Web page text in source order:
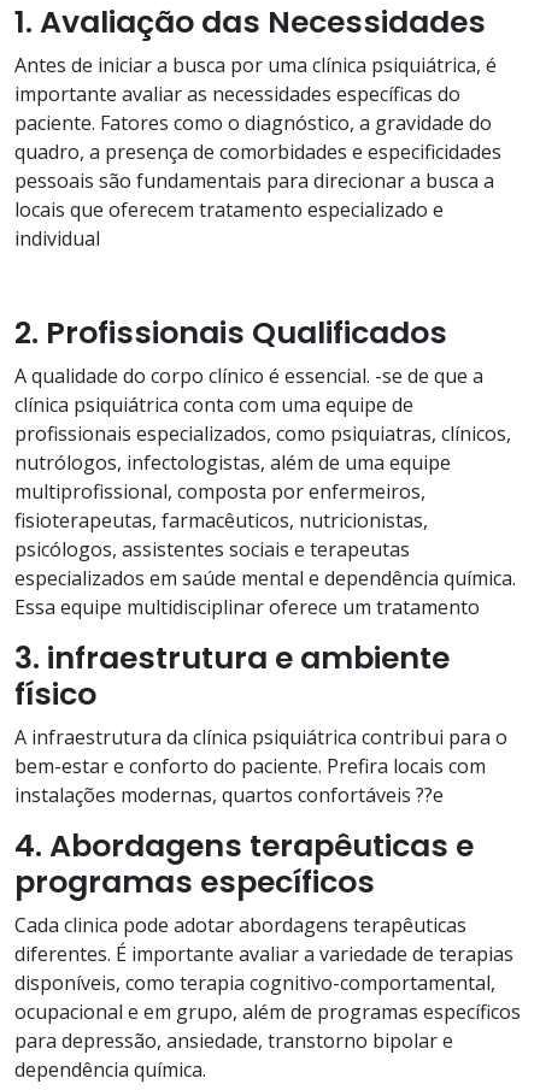
1. Avaliação das Necessidades
Antes de iniciar a busca por uma clínica psiquiátrica, é
importante avaliar as necessidades específicas do
paciente. Fatores como o diagnóstico, a gravidade do
quadro, a presença de comorbidades e especificidades
pessoais são fundamentais para direcionar a busca a
locais que oferecem tratamento especializado e
individual
2. Profissionais Qualificados
A qualidade do corpo clínico é essencial. -se de que a
clínica psiquiátrica conta com uma equipe de
profissionais especializados, como psiquiatras, clínicos,
nutrólogos, infectologistas, além de uma equipe
multiprofissional, composta por enfermeiros,
fisioterapeutas, farmacêuticos, nutricionistas,
psicólogos, assistentes sociais e terapeutas
especializados em saúde mental e dependência química.
Essa equipe multidisciplinar oferece um tratamento
3. infraestrutura e ambiente
físico
A infraestrutura da clínica psiquiátrica contribui para o
bem-estar e conforto do paciente. Prefira locais com
instalações modernas, quartos confortáveis ??e
4. Abordagens terapêuticas e
programas específicos
Cada clinica pode adotar abordagens terapêuticas
diferentes. É importante avaliar a variedade de terapias
disponíveis, como terapia cognitivo-comportamental,
ocupacional e em grupo, além de programas específicos
para depressão, ansiedade, transtorno bipolar e
dependência química.